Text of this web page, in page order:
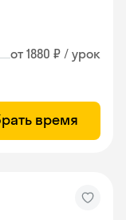
от 1880 ₽ / урок
время